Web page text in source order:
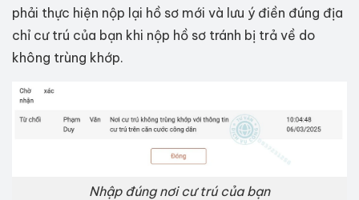
phải thực hiện nộp lại hồ sơ mới và lưu ý điền đúng địa
chỉ cư trú của bạn khi nộp hồ sơ tránh bị trả về do
không trùng khớp.
Nhập đúng nơi cư trú của bạn